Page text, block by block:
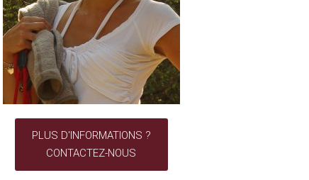
PLUS D'INFORMATIONS ?
CONTACTEZ-NOUS